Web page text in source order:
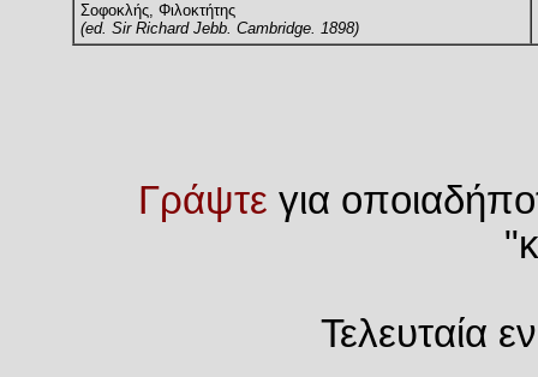
Σοφοκλής, Φιλοκτήτης
(ed. Sir Richard Jebb. Cambridge. 1898)
Γράψτε για
Τελευταία